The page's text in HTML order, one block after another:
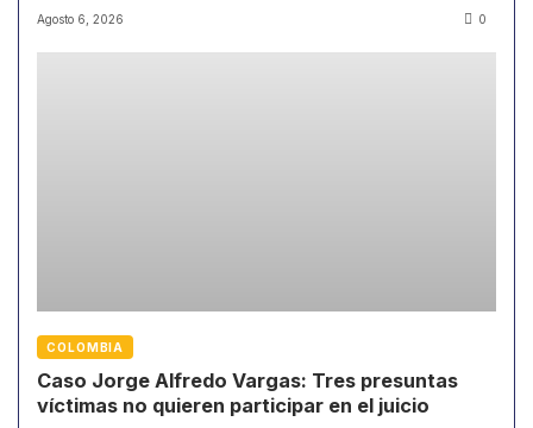
Agosto 6, 2026 0
COLOMBIA
Caso Jorge Alfredo Vargas: Tres presuntas
víctimas no quieren participar en el juicio